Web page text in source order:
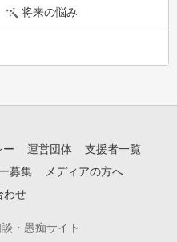
将来の悩み
ー 運営団体
支援者一覧
募集
メディアの方へ
わせ
・愚痴サイト